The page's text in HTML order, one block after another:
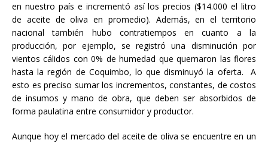
en nuestro país e incrementó así los precios ($14.000 el litro
de aceite de oliva en promedio). Además, en el territorio
nacional también hubo contratiempos en cuanto a la
producción, por ejemplo, se registró una disminución por
vientos cálidos con 0% de humedad que quemaron las flores
hasta la región de Coquimbo, lo que disminuyó la oferta. A
esto es preciso sumar los incrementos, constantes, de costos
de insumos y mano de obra, que deben ser absorbidos de
forma paulatina entre consumidor y productor.
Aunque hoy el mercado del aceite de oliva se encuentre en un